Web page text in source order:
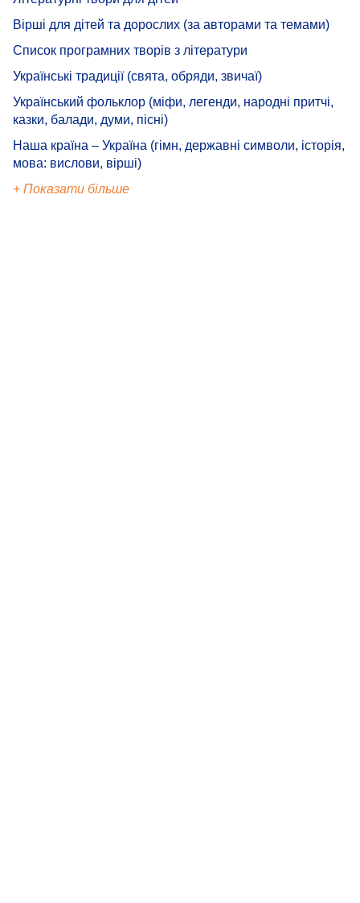
Вірші для дітей та дорослих (за авторами та темами)
Список програмних творів з літератури
Українські традиції (свята, обряди, звичаї)
Український фольклор (міфи, легенди, народні притчі,
казки, балади, думи, пісні)
Наша країна – Україна (гімн, державні символи, історія,
мова: вислови, вірші)
+ Показати більше